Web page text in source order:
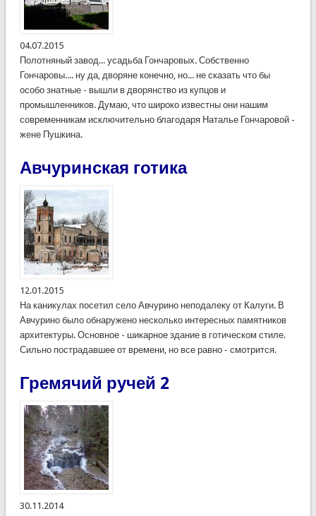
04.07.2015
Полотняный завод... усадьба Гончаровых. Собственно
Гончаровы.... ну да, дворяне конечно, но... не сказать что бы
особо знатные - вышли в дворянство из купцов и
промышленников. Думаю, что широко известны они нашим
современникам исключительно благодаря Наталье Гончаровой -
жене Пушкина.
Авчуринская готика
12.01.2015
На каникулах посетил село Авчурино неподалеку от Калуги. В
Авчурино было обнаружено несколько интересных памятников
архитектуры. Основное - шикарное здание в готическом стиле.
Сильно пострадавшее от времени, но все равно - смотрится.
Гремячий ручей 2
30.11.2014